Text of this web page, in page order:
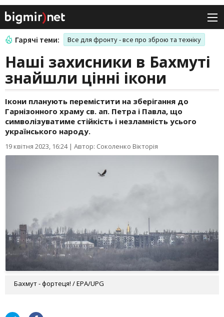
Гарячі теми: Все для фронту - все про зброю та техніку
Наші захисники в Бахмуті
знайшли цінні ікони
Ікони планують перемістити на зберігання до
Гарнізонного храму св. ап. Петра і Павла, що
символізуватиме стійкість і незламність усього
українського народу.
19 квітня 2023, 16:24| Автор: Соколенко Вікторія
Бахмут - фортеця! / EPA/UPG